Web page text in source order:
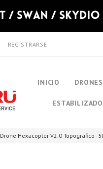
REGISTRARSE
INICIO
Drone Hexacopter V2.0 Topografico -